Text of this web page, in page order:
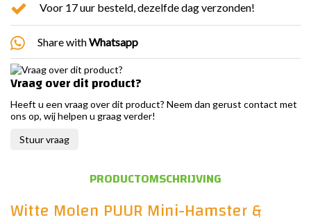
Voor 17 uur besteld, dezelfde dag verzonden!
Share withWhatsapp
Vraag over dit product?
Heeft u een vraag over dit product? Neem dan gerust contact met
ons op, wij helpen u graag verder!
Stuur vraag
PRODUCTOMSCHRIJVING
Witte Molen PUUR Mini-Hamster &